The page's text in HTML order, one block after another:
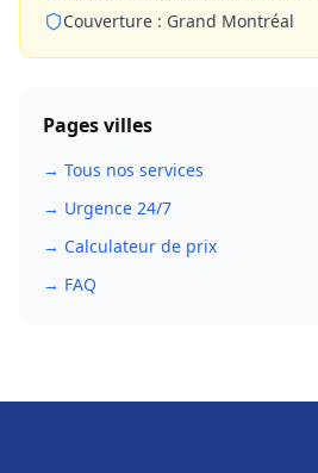
Couverture : Grand Montréal
Pages villes
→ Tous nos services
→ Urgence 24/7
→ Calculateur de prix
→ FAQ